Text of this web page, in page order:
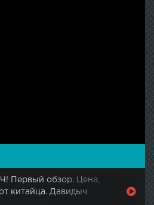
Первый обзор. Цена,
китайца. Давидыч